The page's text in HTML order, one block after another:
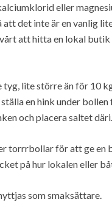
eller
det inte är en vanlig
att hitta en lokal
lite större än för 10
en hink under
och placera saltet däri.
torrrbollar för att ge en
på hur lokalen eller
som smaksättare.